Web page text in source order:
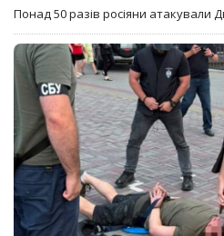
Понад 50 разів росіяни атакували